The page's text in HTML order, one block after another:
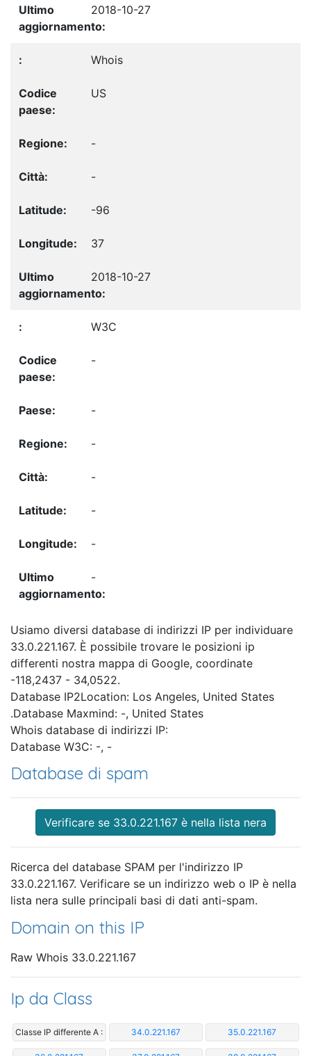
2018-10-27
Whois
US
-
-
-96
37
2018-10-27
W3C
-
-
-
-
-
-
-
Usiamo diversi database di indirizzi IP per individuare
33.0.221.167. È possibile trovare le posizioni ip
differenti nostra mappa di Google, coordinate
-118,2437 - 34,0522.
Database IP2Location: Los Angeles, United States
.Database Maxmind: -, United States
Whois database di indirizzi IP:
Database W3C: -, -
Database di spam
Verificare se 33.0.221.167 è nella lista nera
Ricerca del database SPAM per l'indirizzo IP
33.0.221.167. Verificare se un indirizzo web o IP è nella
lista nera sulle principali basi di dati anti-spam.
Domain on this IP
Raw Whois 33.0.221.167
Ip da Class
Classe IP differente A : 34.0.221.167 35.0.221.167